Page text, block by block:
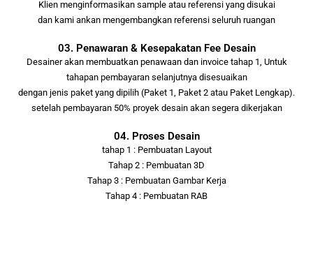
Klien menginformasikan sample atau referensi yang disukai
dan kami ankan mengembangkan referensi seluruh ruangan
03. Penawaran & Kesepakatan Fee Desain
Desainer akan membuatkan penawaan dan invoice tahap 1, Untuk
tahapan pembayaran selanjutnya disesuaikan
dengan jenis paket yang dipilih (Paket 1, Paket 2 atau Paket Lengkap).
setelah pembayaran 50% proyek desain akan segera dikerjakan
04. Proses Desain
tahap 1 : Pembuatan Layout
Tahap 2 : Pembuatan 3D
Tahap 3 : Pembuatan Gambar Kerja
Tahap 4 : Pembuatan RAB